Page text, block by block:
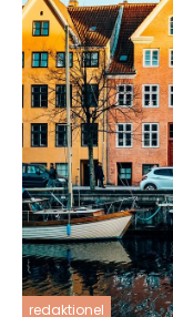
redaktionel